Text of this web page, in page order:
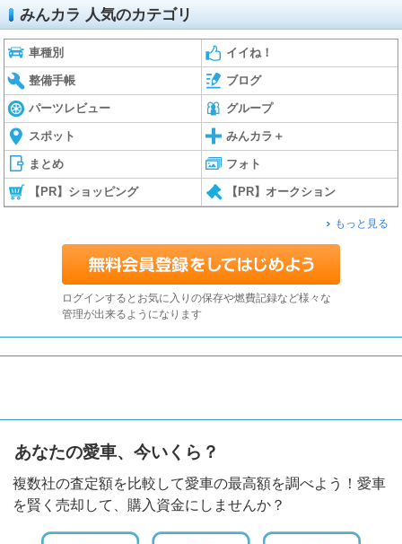
みんカラ 人気のカテゴリ
車種別 イイね！
整備手帳 ブログ
パーツレビュー グループ
スポット みんカラ＋
まとめ フォト
【PR】ショッピング 【PR】オークション
もっと見る
ログインするとお気に入りの保存や燃費記録など様々な
管理が出来るようになります
あなたの愛車、今いくら？
複数社の査定額を比較して愛車の最高額を調べよう！愛車
を賢く売却して、購入資金にしませんか？